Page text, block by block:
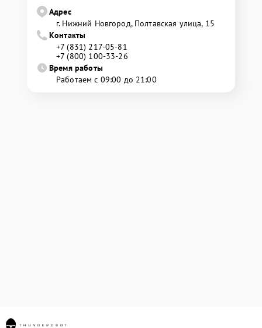
Адрес
г. Нижний Новгород, Полтавская улица, 15
Контакты
+7 (831) 217-05-81
+7 (800) 100-33-26
Время работы
Работаем с 09:00 до 21:00